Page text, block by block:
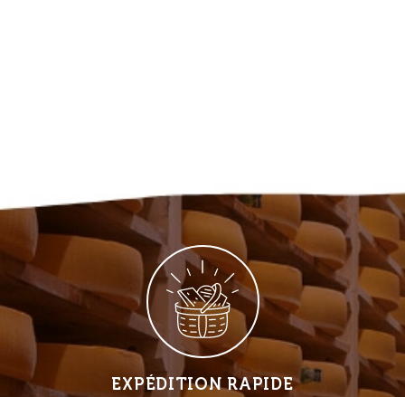
EXPÉDITION RAPIDE